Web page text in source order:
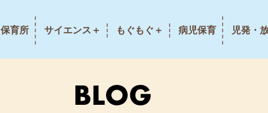
保育所 サイエンス＋ もぐもぐ＋ 病児保育 児発・